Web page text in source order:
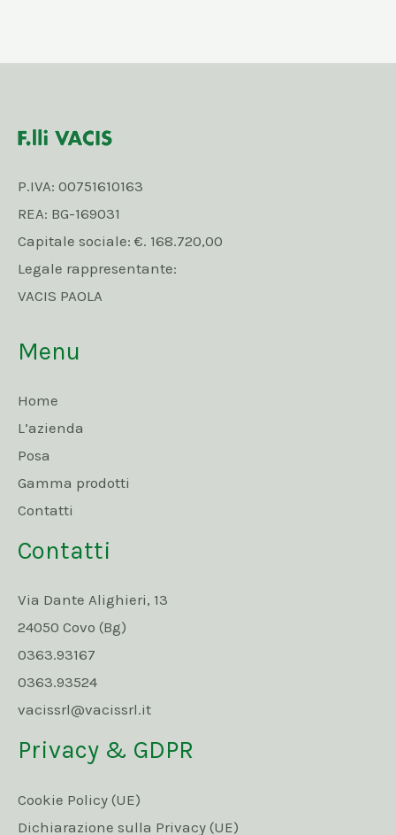
P.IVA: 00751610163
REA: BG-169031
Capitale sociale: €. 168.720,00
Legale rappresentante:
VACIS PAOLA
Menu
Home
L’azienda
Posa
Gamma prodotti
Contatti
Contatti
Via Dante Alighieri, 13
24050 Covo (Bg)
0363.93167
0363.93524
vacissrl@vacissrl.it
Privacy & GDPR
Cookie Policy (UE)
Dichiarazione sulla Privacy (UE)